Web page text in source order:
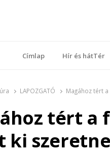
Címlap Hír és hátTér
LAPOZGATÓ Magához tért
tért a
ki